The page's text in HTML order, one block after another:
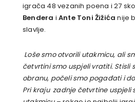
igrača 48 vezanih poena i 27
Bendera iAnte Toni Žižića nije
slavlje.
Loše smo otvorili utakmicu, ali
četvrtini smo uspjeli vratiti. Stisli
obranu, počeli smo pogađati i
Pri kraju zadnje četvrtine uspjeli